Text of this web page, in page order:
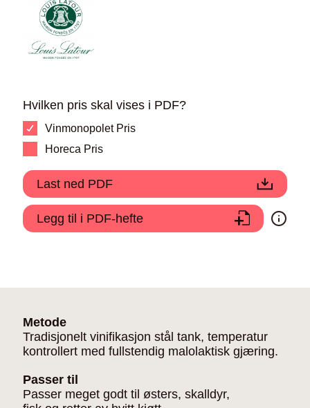
Hvilken pris skal vises i PDF?
Vinmonopolet Pris
Horeca Pris
Last ned PDF
Legg til i PDF-hefte
Metode
Tradisjonelt vinifikasjon stål tank, temperatur
kontrollert med fullstendig malolaktisk gjæring.
Passer til
Passer meget godt til østers, skalldyr,